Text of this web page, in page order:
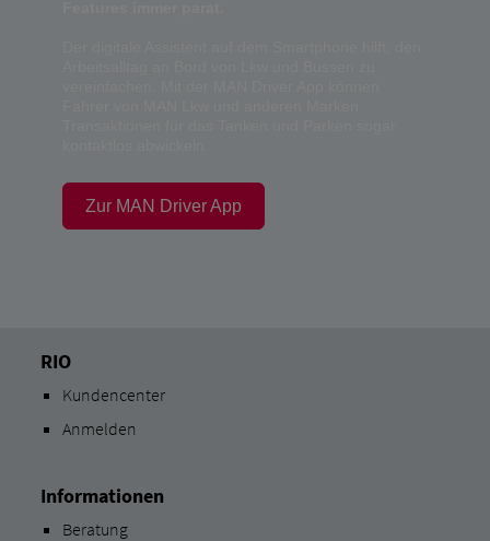
Zur MAN Driver App
RIO
Kundencenter
Anmelden
Informationen
Beratung